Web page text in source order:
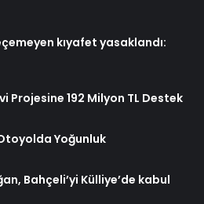
kıyafet yasaklandı:
Projesine 192 Milyon TL Destek
Yoğunluk
Bahçeli’yi Külliye’de kabul